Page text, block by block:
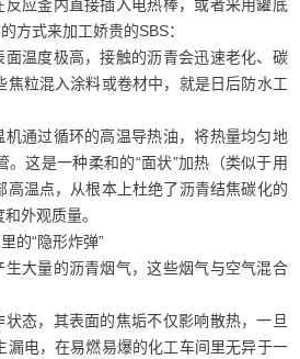
应釜内直接插入电热棒，或者采用罐底
方式来加工娇贵的SBS：
温度极高，接触的沥青会迅速老化、碳
焦粒混入涂料或卷材中，就是日后防水工
通过循环的高温导热油，将热量均匀地
这是一种柔和的“面状”加热（类似于用
高温点，从根本上杜绝了沥青结焦碳化的
外观质量。
的“隐形炸弹”
大量的沥青烟气，这些烟气与空气混合
态，其表面的焦垢不仅影响散热，一旦
漏电，在易燃易爆的化工车间里无异于一